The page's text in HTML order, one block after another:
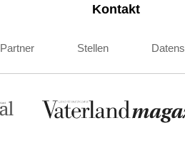
Kontakt
Partner Stellen